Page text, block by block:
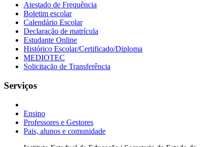
Atestado de Frequência
Boletim escolar
Calendário Escolar
Declaração de matrícula
Estudante Online
Histórico Escolar/Certificado/Diploma
MEDIOTEC
Solicitação de Transferência
Serviços
Ensino
Professores e Gestores
Pais, alunos e comunidade